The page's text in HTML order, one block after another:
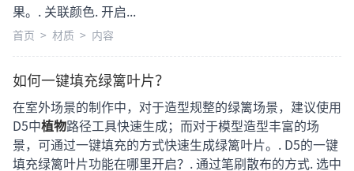
果。. 关联颜色. 开启...
首页 > 材质 > 内容
如何一键填充绿篱叶片？
在室外场景的制作中，对于造型规整的绿篱场景，建议使用
D5中植物路径工具快速生成；而对于模型造型丰富的场
景，可通过一键填充的方式快速生成绿篱叶片。. D5的一键
填充绿篱叶片功能在哪里开启？. 通过笔刷散布的方式. 选中